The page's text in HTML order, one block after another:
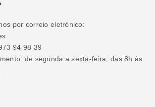
por correio eletrónico:
94 98 39
de segunda a sexta-feira, das 8h às